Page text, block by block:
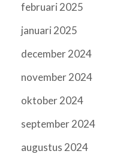
februari 2025
januari 2025
december 2024
november 2024
oktober 2024
september 2024
augustus 2024